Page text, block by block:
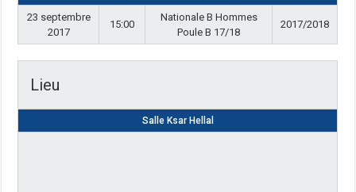
23 septembre
2017
15:00
Nationale B Hommes
Poule B 17/18
2017/2018
Lieu
Salle Ksar Hellal